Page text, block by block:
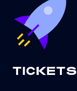
TICKETS